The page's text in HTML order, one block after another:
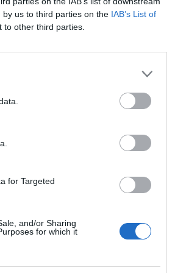
us to third parties on the IAB’s List of
other third parties.
for Targeted
and/or Sharing
for which it
hogy tíz az egyhez arányban
Dow Jones indexbe. Kapcsolódó
brutális növekedésben...
melynek olvasása előfizetéses